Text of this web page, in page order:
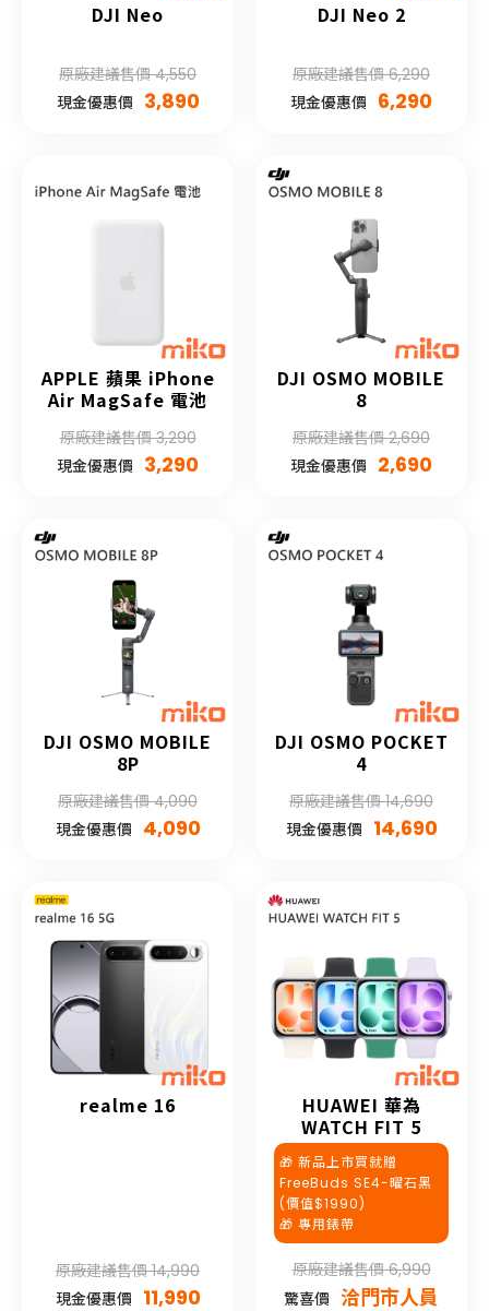
DJI Neo
原廠建議售價 4,550
現金優惠價 3,890
DJI Neo 2
原廠建議售價 6,290
現金優惠價 6,290
APPLE 蘋果 iPhone
Air MagSafe 電池
原廠建議售價 3,290
現金優惠價 3,290
DJI OSMO MOBILE
8
原廠建議售價 2,690
現金優惠價 2,690
DJI OSMO MOBILE
8P
原廠建議售價 4,090
現金優惠價 4,090
DJI OSMO POCKET
4
原廠建議售價 14,690
現金優惠價 14,690
realme 16
原廠建議售價 14,990
現金優惠價 11,990
HUAWEI 華為
WATCH FIT 5
🎁 新品上市買就贈
FreeBuds SE4-曜石黑
(價值$1990)
🎁 專用錶帶
原廠建議售價 6,990
驚喜價 洽門市人員